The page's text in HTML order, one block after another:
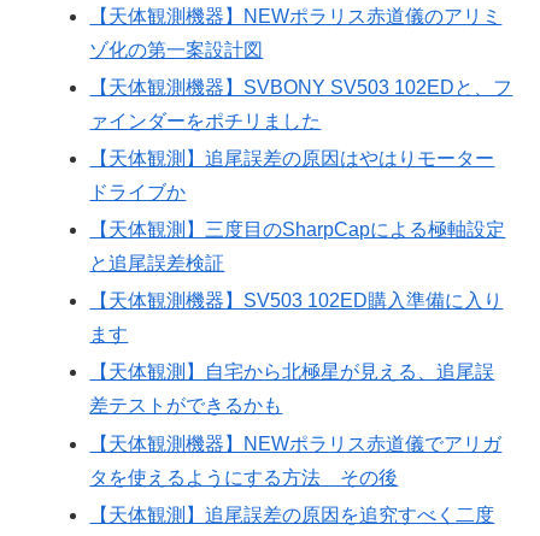
【天体観測機器】NEWポラリス赤道儀のアリミ
ゾ化の第一案設計図
【天体観測機器】SVBONY SV503 102EDと、フ
ァインダーをポチリました
【天体観測】追尾誤差の原因はやはりモーター
ドライブか
【天体観測】三度目のSharpCapによる極軸設定
と追尾誤差検証
【天体観測機器】SV503 102ED購入準備に入り
ます
【天体観測】自宅から北極星が見える、追尾誤
差テストができるかも
【天体観測機器】NEWポラリス赤道儀でアリガ
タを使えるようにする方法 その後
【天体観測】追尾誤差の原因を追究すべく二度